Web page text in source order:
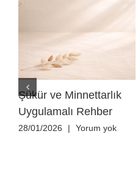
Şükür ve Minnettarlık
Uygulamalı Rehber
28/01/2026 | Yorum yok